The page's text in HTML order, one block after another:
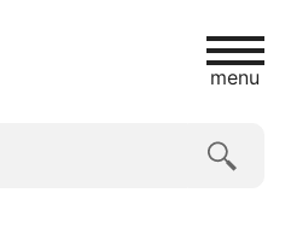
menu